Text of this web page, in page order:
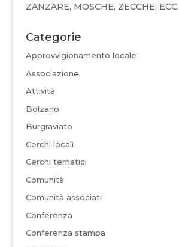
ZANZARE, MOSCHE, ZECCHE, ECC.
Categorie
Approvvigionamento locale
Associazione
Attività
Bolzano
Burgraviato
Cerchi locali
Cerchi tematici
Comunità
Comunità associati
Conferenza
Conferenza stampa